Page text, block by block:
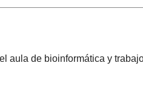
aula de bioinformática y